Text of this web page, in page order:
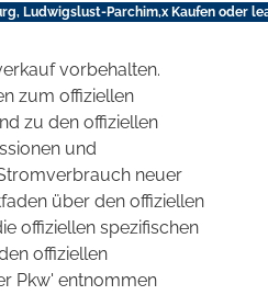
Ludwigslust-Parchim,x Kaufen oder
vorbehalten.
zum offiziellen
zu den offiziellen
und
neuer
über den offiziellen
offiziellen spezifischen
offiziellen
Pkw' entnommen